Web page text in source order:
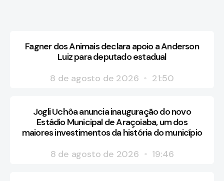
Fagner dos Animais declara apoio a Anderson
Luiz para deputado estadual
8 de agosto de 2026
21:50
Jogli Uchôa anuncia inauguração do novo
Estádio Municipal de Araçoiaba, um dos
maiores investimentos da história do município
8 de agosto de 2026
19:46